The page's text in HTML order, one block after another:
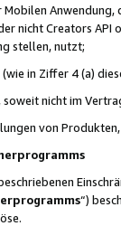
nicht Creators
stellen, nutzt;
(wie in Ziffer 4 (a)
nicht im
von
“)